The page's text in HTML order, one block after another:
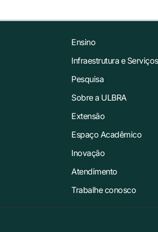
Ensino
Infraestrutura e Serviços
Pesquisa
Sobre a ULBRA
Extensão
Espaço Acadêmico
Inovação
Atendimento
Trabalhe conosco